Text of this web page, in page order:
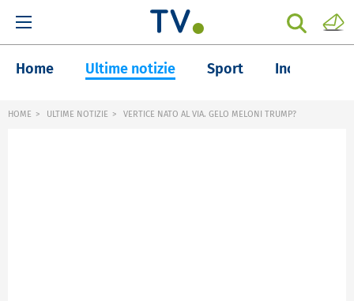
Home Ultime notizie Sport Inchieste
HOME ULTIME NOTIZIE VERTICE NATO AL VIA. GELO MELONI TRUMP?